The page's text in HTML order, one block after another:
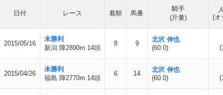
日付 レース 着順 馬番
騎手
(斤量)
(オ
2015/05/16
未勝利
新潟 障2890m 14頭
8 9
北沢 伸也
(60.0)
2015/04/26
未勝利
福島 障2770m 14頭
6 14
北沢 伸也
(60.0)